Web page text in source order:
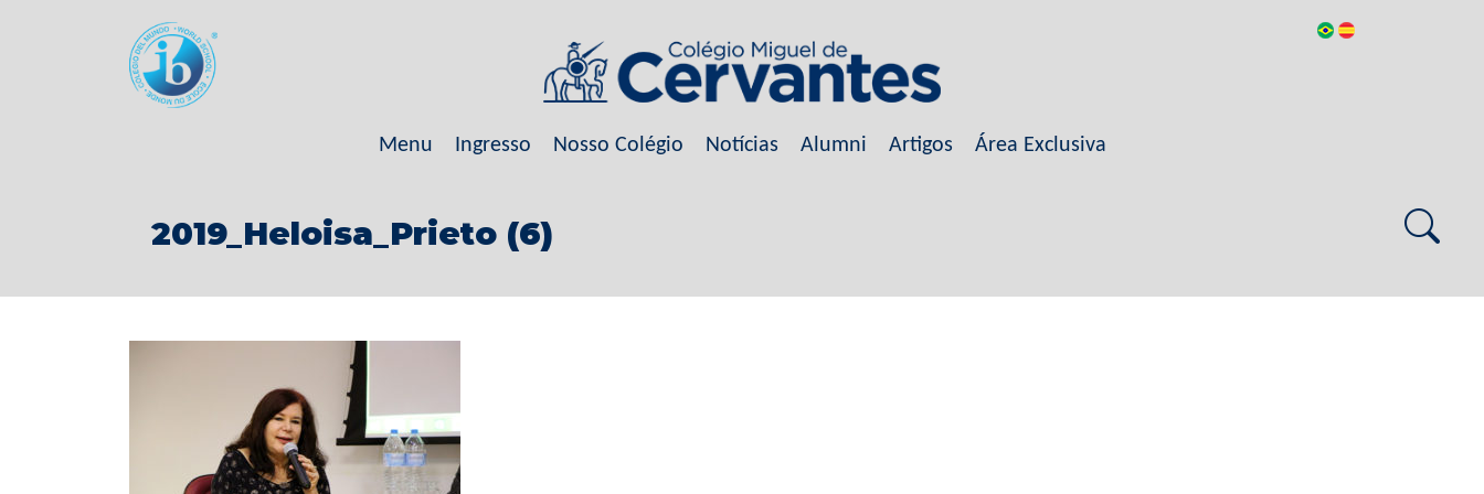
Menu Ingresso Nosso Colégio Notícias Alumni Artigos Área Exclusiva
2019_Heloisa_Prieto (6)